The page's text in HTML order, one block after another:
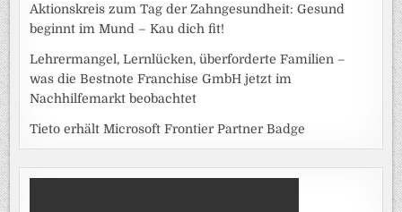
Aktionskreis zum Tag der Zahngesundheit: Gesund
beginnt im Mund – Kau dich fit!
Lehrermangel, Lernlücken, überforderte Familien –
was die Bestnote Franchise GmbH jetzt im
Nachhilfemarkt beobachtet
Tieto erhält Microsoft Frontier Partner Badge